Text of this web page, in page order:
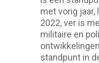
met vorig jaar,
2022, ver is
militaire en
standpunt in